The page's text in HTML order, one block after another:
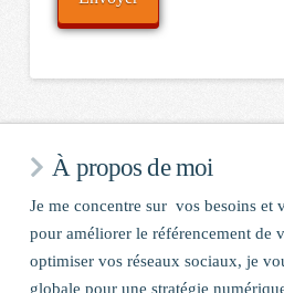
À propos de moi
Je me concentre sur vos besoins et
pour améliorer le référencement de
optimiser vos réseaux sociaux, je
globale pour une stratégie